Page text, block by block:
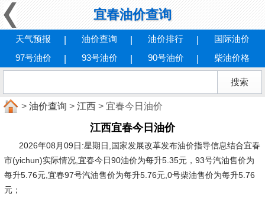
宜春油价查询
天气预报 油价查询 油价排行
国际油价
97号油价
93号油价 90号油价 柴油价格
> 油价查询 > 江西 > 宜春今日油价
江西宜春今日油价
2026年08月09日:星期日 ,国家发展改革发布油价指导信息结合宜春
市(yichun)实际情况,宜春今日90油价为每升5.35元，93号汽油售价为
每升5.76元,宜春97号汽油售价为每升5.76元,0号柴油售价为每升5.76
元；